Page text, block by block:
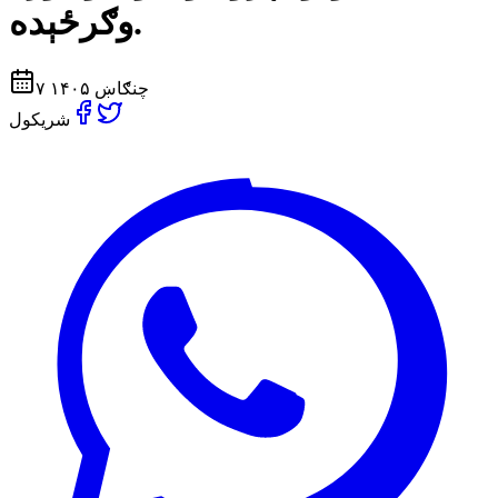
وګرځېده.
۷ چنګاښ ۱۴۰۵
شریکول